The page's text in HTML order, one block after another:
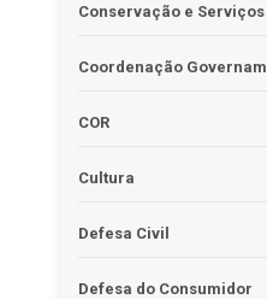
Conservação e
Coordenação
COR
Cultura
Defesa Civil
Defesa do Consumidor